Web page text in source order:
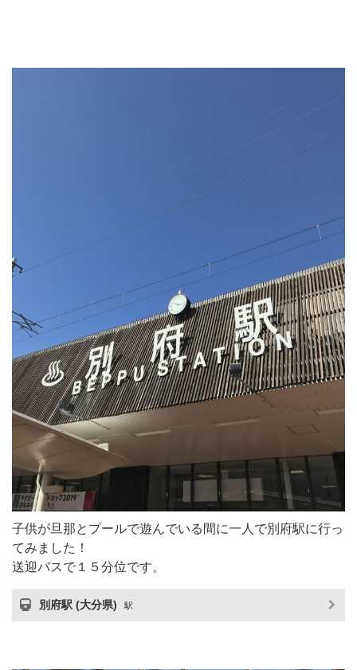
子供が旦那とプールで遊んでいる間に一人で別府駅に行っ
てみました！
送迎バスで１５分位です。
別府駅 (大分県) 駅